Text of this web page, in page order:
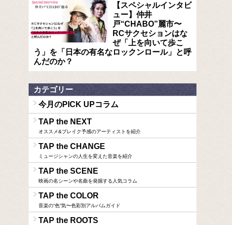
【スペシャルインタビ
ュー】仲井
戸“CHABO”麗市〜
RCサクセションはな
ぜ「上を向いて歩こ
う」を「日本の有名なロックンロール」と呼
んだのか？
カテゴリー
今月のPICK UPコラム
TAP the NEXT
オススメ&ブレイク予感のアーティストを紹介
TAP the CHANGE
ミュージシャンの人生を変えた音楽を紹介
TAP the SCENE
映画の名シーンや名曲を発掘する人気コラム
TAP the COLOR
音楽の“色”気〜色彩別アルバムガイド
TAP the ROOTS